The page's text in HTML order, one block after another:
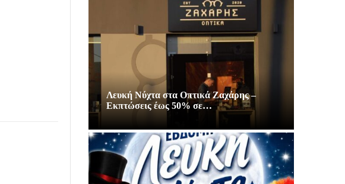
Λευκή Νύχτα στα Οπτικά Ζαχάρης –
Εκπτώσεις έως 50% σε…